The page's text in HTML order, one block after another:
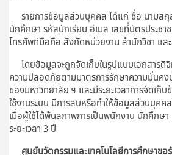
รายการข้อมูลส่วนบุคคล ได้แก่ ชื่อ นามสกุ
นักศึกษา รหัสนักเรียน อีเมล เลขที่บัตรประช
โทรศัพท์มือถือ สังกัดหน่วยงาน สำนักวิชา และ
โดยข้อมูลจะถูกจัดเก็บในรูปแบบเอกสารดิ
ความปลอดภัยตามมาตรการรักษาความมั่น
ของมหาวิทยาลัย ฯ และมีระยะเวลาการจัดเก็
ใช้งานระบบ มีการลบหรือทำให้ข้อมูลส่วนบุคค
เมื่อผู้ใช้ได้พ้นสภาพการเป็นพนักงาน นักศึกษา
ระยะเวลา 3 ปี
ศูนย์นวัตกรรมและเทคโนโลยีการศึกษาขอ